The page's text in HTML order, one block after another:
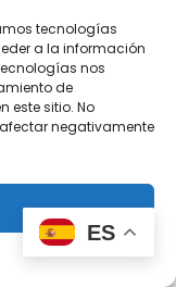
tecnologías
a la información
nos
de
este sitio. No
negativamente
ES